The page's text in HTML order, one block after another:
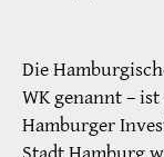
Die
WK genannt –
Hamburger